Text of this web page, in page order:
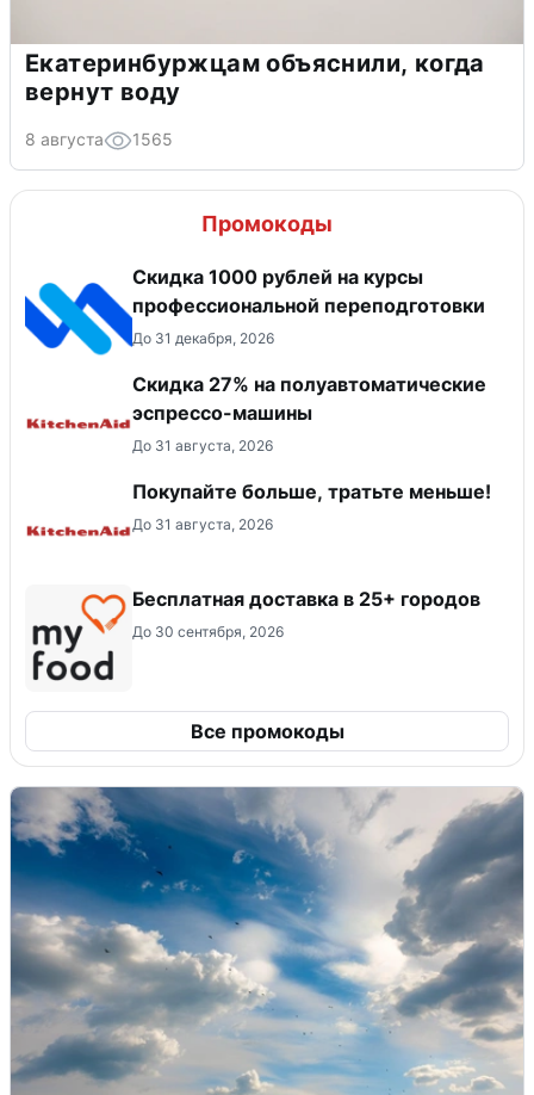
Екатеринбуржцам объяснили, когда
вернут воду
8 августа 1565
Промокоды
Скидка 1000 рублей на курсы
профессиональной переподготовки
До 31 декабря, 2026
Скидка 27% на полуавтоматические
эспрессо-машины
До 31 августа, 2026
Покупайте больше, тратьте меньше!
До 31 августа, 2026
Бесплатная доставка в 25+ городов
До 30 сентября, 2026
Все промокоды